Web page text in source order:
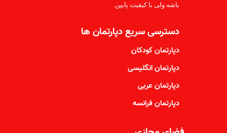
باشه ولی با کیفیت پایین.
دسترسی سریع دپارتمان ها
دپارتمان کودکان
دپارتمان انگلیسی
دپارتمان عربی
دپارتمان فرانسه